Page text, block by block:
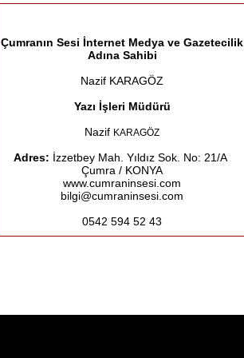
Çumranın Sesi İnternet Medya ve Gazetecilik
Adına Sahibi
Nazif KARAGÖZ
Yazı İşleri Müdürü
Nazif KARAGÖZ
Adres: İzzetbey Mah. Yıldız Sok. No: 21/A
Çumra / KONYA
www.cumraninsesi.com
bilgi@cumraninsesi.com
0542 594 52 43